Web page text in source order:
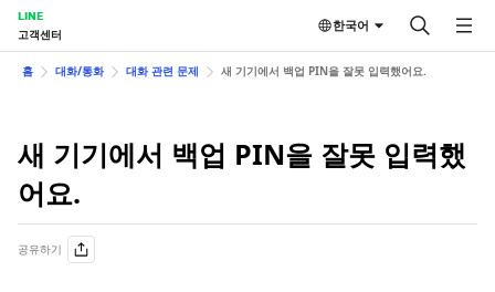
LINE
고객센터
한국어
홈 대화/통화 대화 관련 문제 새 기기에서 백업 PIN을 잘못 입력했어요.
새 기기에서 백업 PIN을 잘못 입력했
어요.
공유하기